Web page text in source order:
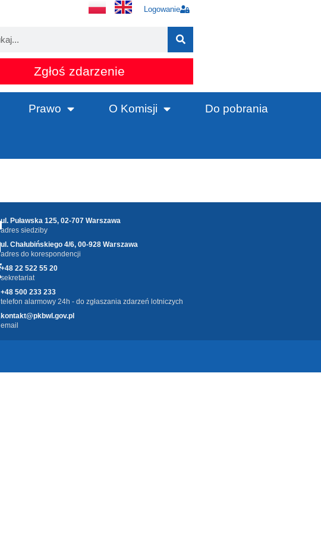
Logowanie
Zgłoś zdarzenie
Prawo O Komisji Do pobrania
ul. Puławska 125, 02-707 Warszawa
adres siedziby
ul. Chałubińskiego 4/6, 00-928 Warszawa
adres do korespondencji
+48 22 522 55 20
sekretariat
+48 500 233 233
telefon alarmowy 24h - do zgłaszania zdarzeń lotniczych
kontakt@pkbwl.gov.pl
email